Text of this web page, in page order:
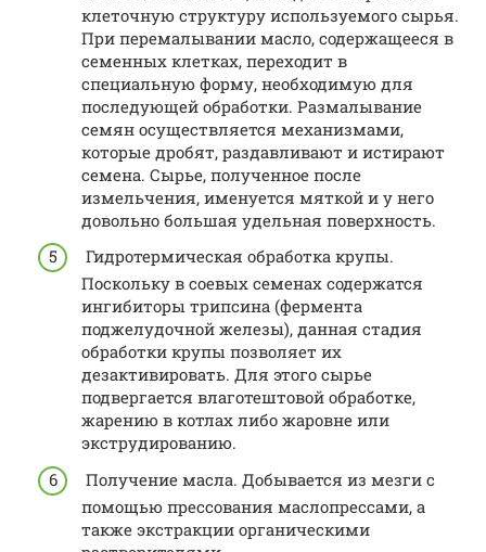
клеточную структуру используемого сырья.
При перемалывании масло, содержащееся в
семенных клетках, переходит в
специальную форму, необходимую для
последующей обработки. Размалывание
семян осуществляется механизмами,
которые дробят, раздавливают и истирают
семена. Сырье, полученное после
измельчения, именуется мяткой и у него
довольно большая удельная поверхность.
Гидротермическая обработка крупы.
Поскольку в соевых семенах содержатся
ингибиторы трипсина (фермента
поджелудочной железы), данная стадия
обработки крупы позволяет их
дезактивировать. Для этого сырье
подвергается влаготештовой обработке,
жарению в котлах либо жаровне или
экструдированию.
Получение масла. Добывается из мезги с
помощью прессования маслопрессами, а
также экстракции органическими